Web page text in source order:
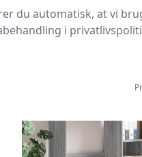
du automatisk, at vi
i